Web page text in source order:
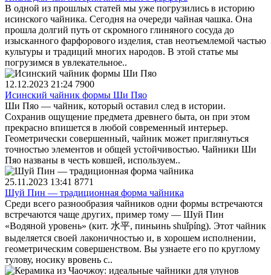
В одной из прошлых статей мы уже погрузились в историю
исинского чайника. Сегодня на очереди чайная чашка. Она
прошла долгий путь от скромного глиняного сосуда до
изысканного фарфорового изделия, став неотъемлемой частью
культуры и традиций многих народов. В этой статье мы
погрузимся в увлекательное..
12.12.2023 21:24 7900
Исинский чайник формы Ши Пяо
Ши Пяо — чайник, который оставил след в истории.
Сохранив ощущение предмета древнего быта, он при этом
прекрасно впишется в любой современный интерьер.
Геометрически совершенный, чайник может приглянуться
точностью элементов и общей устойчивостью. Чайники Ши
Пяо названы в честь ковшей, используем..
25.11.2023 13:41 8771
Шуй Пин — традиционная форма чайника
Среди всего разнообразия чайников одни формы встречаются
встречаются чаще других, пример тому — Шуй Пин
«Водяной уровень» (кит. 水平, пиньинь shuǐpíng). Этот чайник
выделяется своей лаконичностью и, в хорошем исполнении,
геометрическим совершенством. Вы узнаете его по круглому
тулову, носику вровень с..